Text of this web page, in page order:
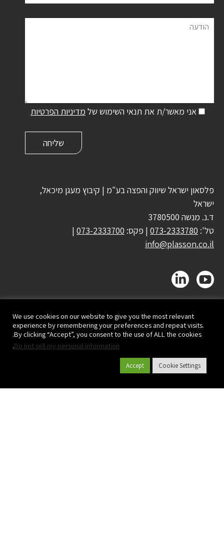
הודעה
אני מאשר/ת את תנאי השימוש של מדיניות הפרטיות
פלסאון ישראל שיווק והפצה בע"מ | קיבוץ מעגן מיכאל,
ישראל
ד.נ. מנשה 3780500
טל': 073-2333780 | פקס: 073-2333700
|
info@plasson.co.il
We use cookies on our website to give you the most relevant
experience by remembering your preferences and repeat visits.
By clicking “Accept”, you consent to the use of ALL the cookies.
Do not sell my personal information
.
Cookie Settings
Accept